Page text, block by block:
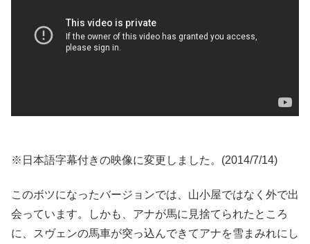
※日本語字幕付きの映像に変更しました。(2014/7/14)
このボツになったバージョンでは、山小屋ではなく外で出
会っています。しかも、アナが馬に見捨てられたところ
に、スヴェンの馬車が突っ込んできてアナを雪まみれにし